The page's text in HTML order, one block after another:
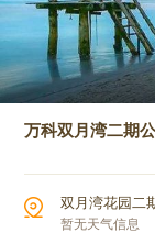
万科双月湾二期
双月湾花园二
暂无天气信息